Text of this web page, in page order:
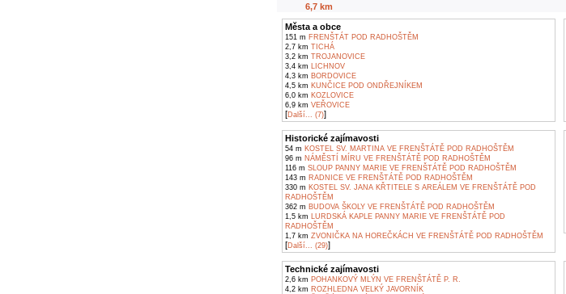
6,7 km
Města a obce
151 m FRENŠTÁT POD RADHOŠTĚM
2,7 km TICHÁ
3,2 km TROJANOVICE
3,4 km LICHNOV
4,3 km BORDOVICE
4,5 km KUNČICE POD ONDŘEJNÍKEM
6,0 km KOZLOVICE
6,9 km VEŘOVICE
[Další... (7)]
Historické zajímavosti
54 m KOSTEL SV. MARTINA VE FRENŠTÁTĚ POD RADHOŠTĚM
96 m NÁMĚSTÍ MÍRU VE FRENŠTÁTĚ POD RADHOŠTĚM
116 m SLOUP PANNY MARIE VE FRENŠTÁTĚ POD RADHOŠTĚM
143 m RADNICE VE FRENŠTÁTĚ POD RADHOŠTĚM
330 m KOSTEL SV. JANA KŘTITELE S AREÁLEM VE FRENŠTÁTĚ POD
RADHOŠTĚM
362 m BUDOVA ŠKOLY VE FRENŠTÁTĚ POD RADHOŠTĚM
1,5 km LURDSKÁ KAPLE PANNY MARIE VE FRENŠTÁTĚ POD
RADHOŠTĚM
1,7 km ZVONIČKA NA HOREČKÁCH VE FRENŠTÁTĚ POD RADHOŠTĚM
[Další... (29)]
Technické zajímavosti
2,6 km POHANKOVÝ MLÝN VE FRENŠTÁTĚ P. R.
4,2 km ROZHLEDNA VELKÝ JAVORNÍK